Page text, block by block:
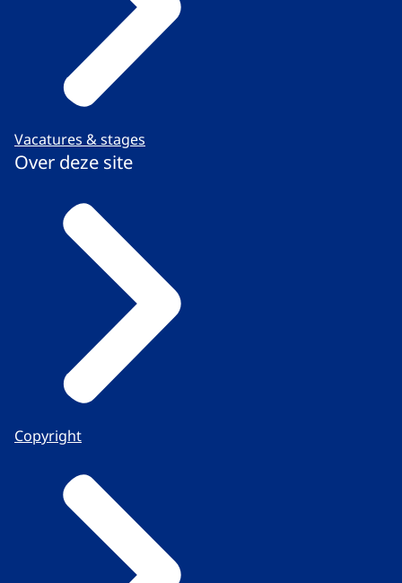
Vacatures & stages
Over deze site
Copyright